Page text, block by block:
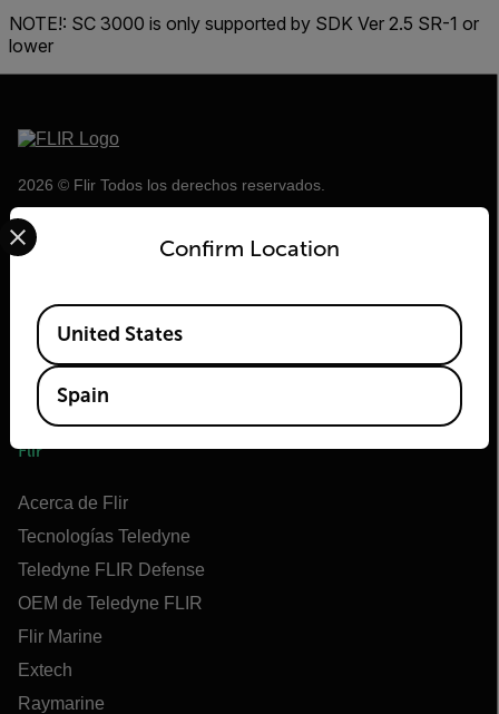
NOTE!: SC 3000 is only supported by SDK Ver 2.5 SR-1 or
lower
2026 © Flir Todos los derechos reservados.
Flir
Acerca de Flir
Tecnologías Teledyne
Teledyne FLIR Defense
OEM de Teledyne FLIR
Flir Marine
Extech
Raymarine
Confirm Location
Select your preferred country and language from the
Available Locations
United States
Spain